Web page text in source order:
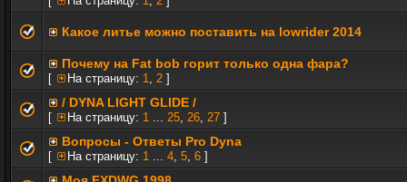
Какое литье можно поставить на lowrider 2014
Почему на Fat bob горит только одна фара?
[ На страницу: 1, 2 ]
/ DYNA LIGHT GLIDE /
[ На страницу: 1 ... 25, 26, 27 ]
Вопросы - Ответы Pro Dyna
[ На страницу: 1 ... 4, 5, 6 ]